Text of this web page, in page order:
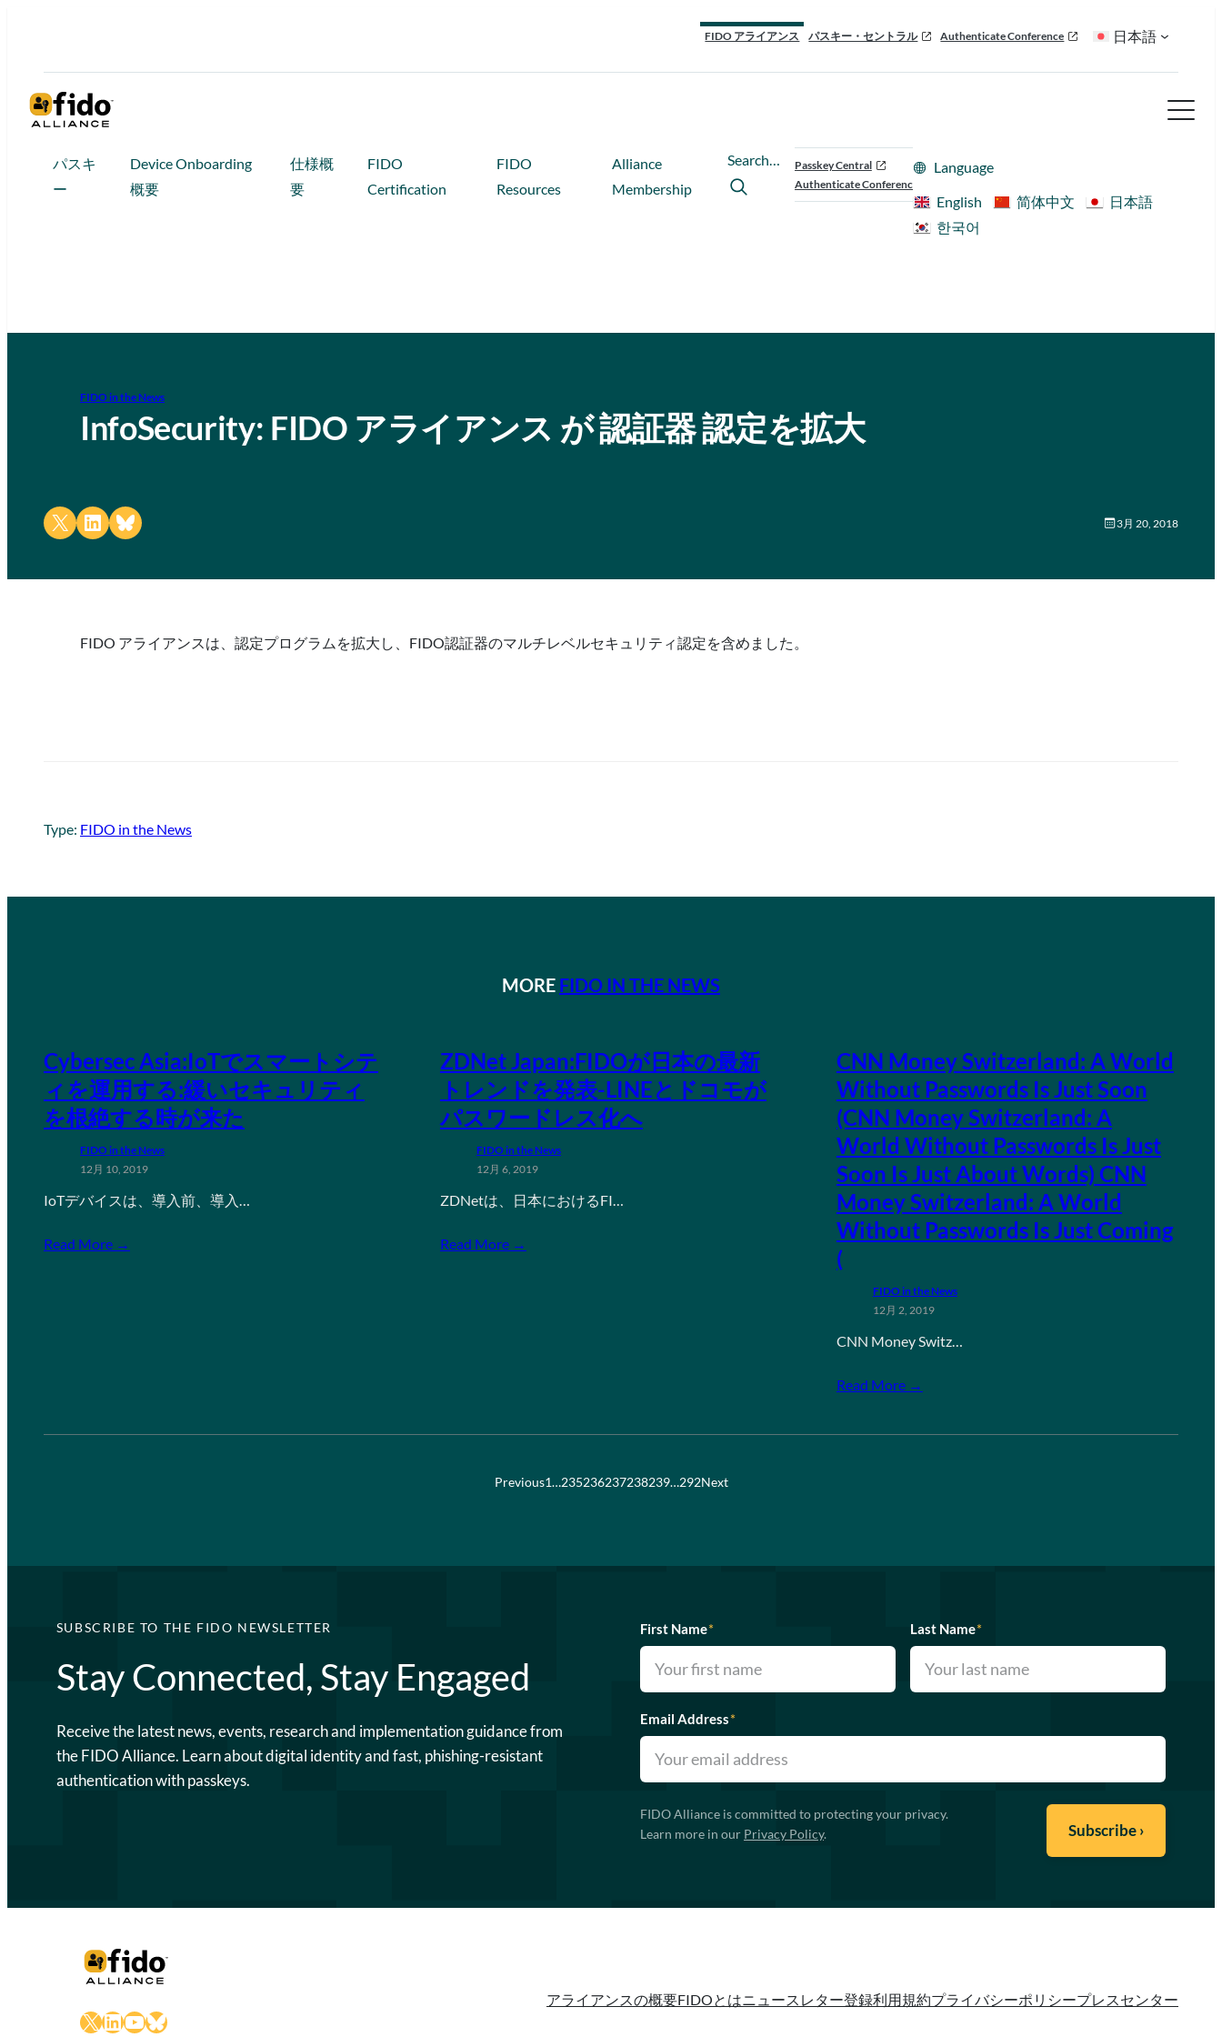
FIDO アライアンス パスキー・セントラル Authenticate Conference 日本語
パスキ
ー
Device Onboarding
概要
仕様概
要
FIDO
Certification
FIDO
Resources
Alliance
Membership
Search…
Passkey Central
Authenticate Conference
Language
English
简体中文
日本語
한국어
FIDO in the News
InfoSecurity: FIDO アライアンス が 認証器 認定を拡大
Share on X Share on LinkedIn
Share on Bluesky 3月 20, 2018
FIDO アライアンスは、認定プログラムを拡大し、FIDO認証器のマルチレベルセキュリティ認定を含めました。
Type: FIDO in the News
MORE FIDO IN THE NEWS
Cybersec Asia:IoTでスマートシテ
ィを運用する:緩いセキュリティ
を根絶する時が来た
FIDO in the News
12月 10, 2019
IoTデバイスは、導入前、導入…
Read More →
ZDNet Japan:FIDOが日本の最新
トレンドを発表-LINEとドコモが
パスワードレス化へ
FIDO in the News
12月 6, 2019
ZDNetは、日本におけるFI…
Read More →
CNN Money Switzerland: A World
Without Passwords Is Just Soon
(CNN Money Switzerland: A
World Without Passwords Is Just
Soon Is Just About Words) CNN
Money Switzerland: A World
Without Passwords Is Just Coming
(
FIDO in the News
12月 2, 2019
CNN Money Switz…
Read More →
Previous1…235236237238239…292Next
SUBSCRIBE TO THE FIDO NEWSLETTER
Stay Connected, Stay Engaged
Receive the latest news, events, research and implementation guidance from
the FIDO Alliance. Learn about digital identity and fast, phishing-resistant
authentication with passkeys.
First Name* Last Name*
Email Address*
FIDO Alliance is committed to protecting your privacy.
Learn more in our Privacy Policy.
X LinkedIn
YouTube
Bluesky
アライアンスの概要FIDOとはニュースレター登録利用規約プライバシーポリシープレスセンター